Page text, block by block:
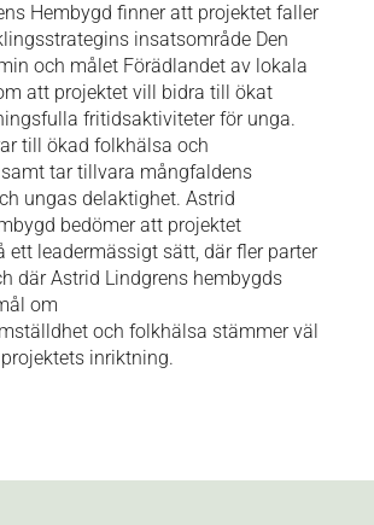
Hembygd finner att projektet faller
insatsområde Den
och målet Förädlandet av lokala
att projektet vill bidra till ökat
fritidsaktiviteter för unga.
till ökad folkhälsa och
tar tillvara mångfaldens
ungas delaktighet. Astrid
bedömer att projektet
ett leadermässigt sätt, där fler parter
där Astrid Lindgrens hembygds
om
och folkhälsa stämmer väl
inriktning.